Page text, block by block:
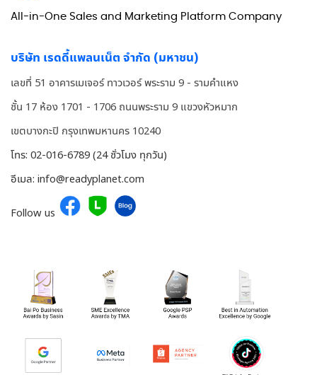
All-in-One Sales and Marketing Platform Company
บริษัท เรดดี้แพลนเน็ต จำกัด (มหาชน)
เลขที่ 51 อาคารเมเจอร์ ทาวเวอร์ พระราม 9 - รามคำแหง
ชั้น 17 ห้อง 1701 - 1706 ถนนพระราม 9 แขวงหัวหมาก
เขตบางกะปิ กรุงเทพมหานคร 10240
โทร: 02-016-6789 (24 ชั่วโมง ทุกวัน)
อีเมล: info@readyplanet.com
Follow us